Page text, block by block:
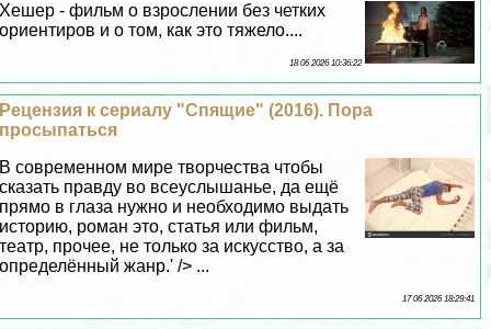
Хешер - фильм о взрослении без четких
ориентиров и о том, как это тяжело....
18 06 2026 10:36:22
Рецензия к сериалу "Спящие" (2016). Пора
просыпаться
В современном мире творчества чтобы
сказать правду во всеуслышанье, да ещё
прямо в глаза нужно и необходимо выдать
историю, роман это, статья или фильм,
театр, прочее, не только за искусство, а за
определённый жанр.' /> ...
17 06 2026 18:29:41